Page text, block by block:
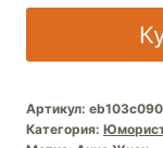
Артикул:
Категория: